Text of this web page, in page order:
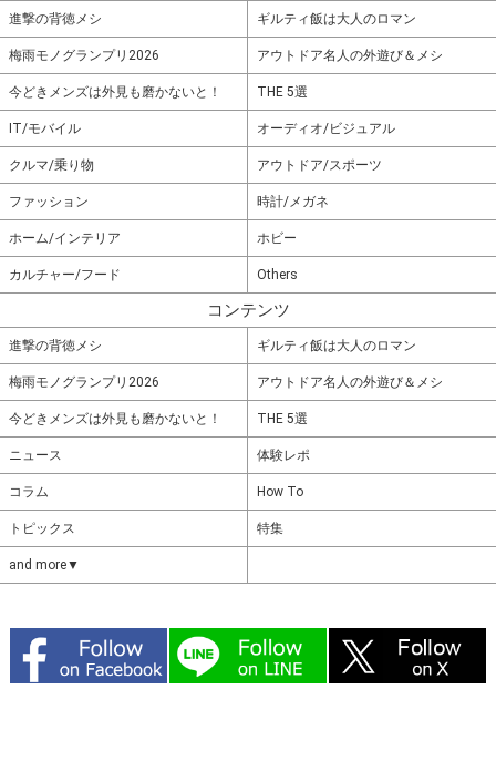
進撃の背徳メシ ギルティ飯は大人のロマン
梅雨モノグランプリ2026 アウトドア名人の外遊び＆メシ
今どきメンズは外見も磨かないと！ THE 5選
IT/モバイル オーディオ/ビジュアル
クルマ/乗り物 アウトドア/スポーツ
ファッション 時計/メガネ
ホーム/インテリア ホビー
カルチャー/フード Others
コンテンツ
進撃の背徳メシ ギルティ飯は大人のロマン
梅雨モノグランプリ2026 アウトドア名人の外遊び＆メシ
今どきメンズは外見も磨かないと！ THE 5選
ニュース 体験レポ
コラム How To
トピックス 特集
and more▼